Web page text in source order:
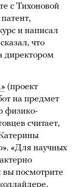
с Тихоновой
и написал
что
директором
(проект
на предмет
физико-
считает,
«Для научных
вы посмотрите